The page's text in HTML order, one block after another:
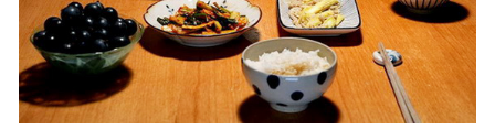
歷史區
關於Yilan
個人著作